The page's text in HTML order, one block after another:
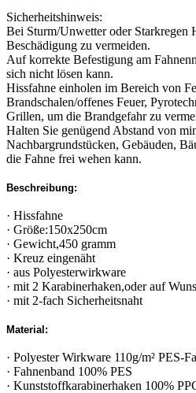
Sicherheitshinweis:
Bei Sturm/Unwetter oder Starkregen
Beschädigung zu vermeiden.
Auf korrekte Befestigung am
sich nicht lösen kann.
Hissfahne einholen im Bereich von
Brandschalen/offenes Feuer,
Grillen, um die Brandgefahr zu
Halten Sie genügend Abstand von
Nachbargrundstücken, Gebäuden,
die Fahne frei wehen kann.
Beschreibung:
· Hissfahne
· Größe:150x250cm
· Gewicht,450 gramm
· Kreuz eingenäht
· aus Polyesterwirkware
· mit 2 Karabinerhaken,oder auf
· mit 2-fach Sicherheitsnaht
Material:
· Polyester Wirkware 110g/m² PES-
· Fahnenband 100% PES
· Kunststoffkarabinerhaken 100%